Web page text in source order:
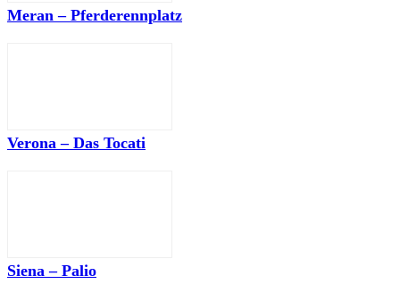
Meran – Pferderennplatz
Verona – Das Tocati
Siena – Palio